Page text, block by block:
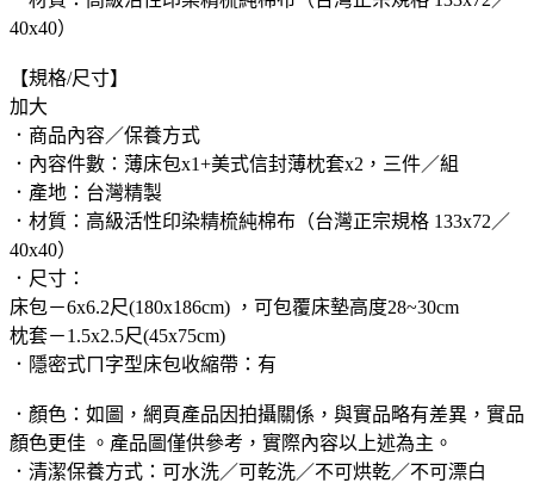
40x40）
【規格/尺寸】
加大
．商品內容／保養方式
．內容件數：薄床包x1+美式信封薄枕套x2，三件／組
．產地：台灣精製
．材質：高級活性印染精梳純棉布（台灣正宗規格 133x72／
40x40）
．尺寸：
床包－6x6.2尺(180x186cm) ，可包覆床墊高度28~30cm
枕套－1.5x2.5尺(45x75cm)
．隱密式ㄇ字型床包收縮帶：有
．顏色：如圖，網頁產品因拍攝關係，與實品略有差異，實品
顏色更佳 。產品圖僅供參考，實際內容以上述為主。
．清潔保養方式：可水洗／可乾洗／不可烘乾／不可漂白